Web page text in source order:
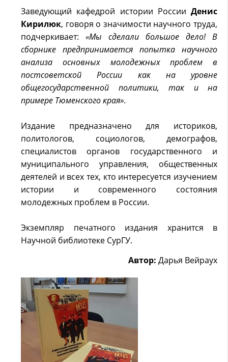
Заведующий кафедрой истории России Денис
Кирилюк, говоря о значимости научного труда,
подчеркивает: «Мы сделали большое дело! В
сборнике предпринимается попытка научного
анализа основных молодежных проблем в
постсоветской России как на уровне
общегосударственной политики, так и на
примере Тюменского края».
Издание предназначено для историков,
политологов, социологов, демографов,
специалистов органов государственного и
муниципального управления, o6щecтвeнныx
деятелей и всех тех, кто интересуется изучением
истории и современного состояния
молодежных проблем в России.
Экземпляр печатного издания хранится в
Научной библиотеке СурГУ.
Автор: Дарья Вейраух